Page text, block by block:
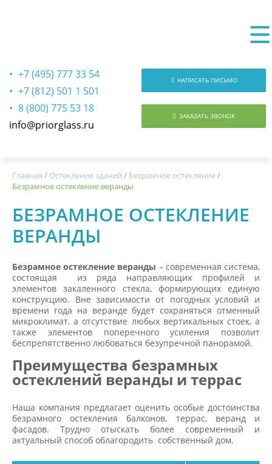
+7 (495) 777 33 54
+7 (812) 501 1 501
8 (800) 775 53 18
info@priorglass.ru
НАПИСАТЬ ПИСЬМО
ЗАКАЗАТЬ ЗВОНОК
Главная / Остекление зданий / Безрамное остекление/
Безрамное остекление веранды
БЕЗРАМНОЕ ОСТЕКЛЕНИЕ
ВЕРАНДЫ
Безрамное остекление веранды – современная система,
состоящая из ряда направляющих профилей и
элементов закаленного стекла, формирующих единую
конструкцию. Вне зависимости от погодных условий и
времени года на веранде будет сохраняться отменный
микроклимат, а отсутствие любых вертикальных стоек, а
также элементов поперечного усиления позволит
беспрепятственно любоваться безупречной панорамой.
Преимущества безрамных
остеклений веранды и террас
Наша компания предлагает оценить особые достоинства
безрамного остекления балконов, террас, веранд и
фасадов. Трудно отыскать более современный и
актуальный способ облагородить собственный дом.